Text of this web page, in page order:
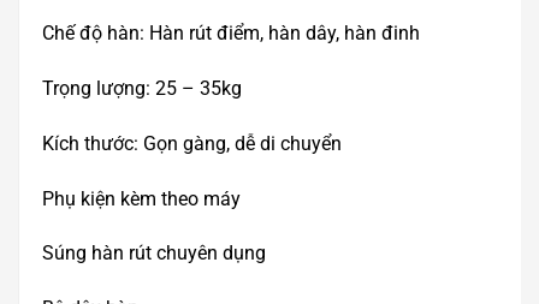
Chế độ hàn: Hàn rút điểm, hàn dây, hàn đinh
Trọng lượng: 25 – 35kg
Kích thước: Gọn gàng, dễ di chuyển
Phụ kiện kèm theo máy
Súng hàn rút chuyên dụng